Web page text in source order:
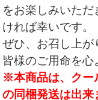
をお楽しみいた
ければ幸いです。
ぜひ、お召し上が
皆様のご用命を心
※本商品は、クー
の同梱発送は出来